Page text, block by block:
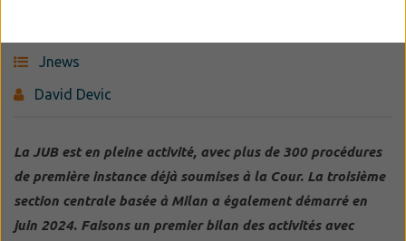
Jnews
David Devic
La JUB est en pleine activité, avec plus de 300 procédures
de première instance déjà soumises à la Cour. La troisième
section centrale basée à Milan a également démarré en
juin 2024. Faisons un premier bilan des activités avec